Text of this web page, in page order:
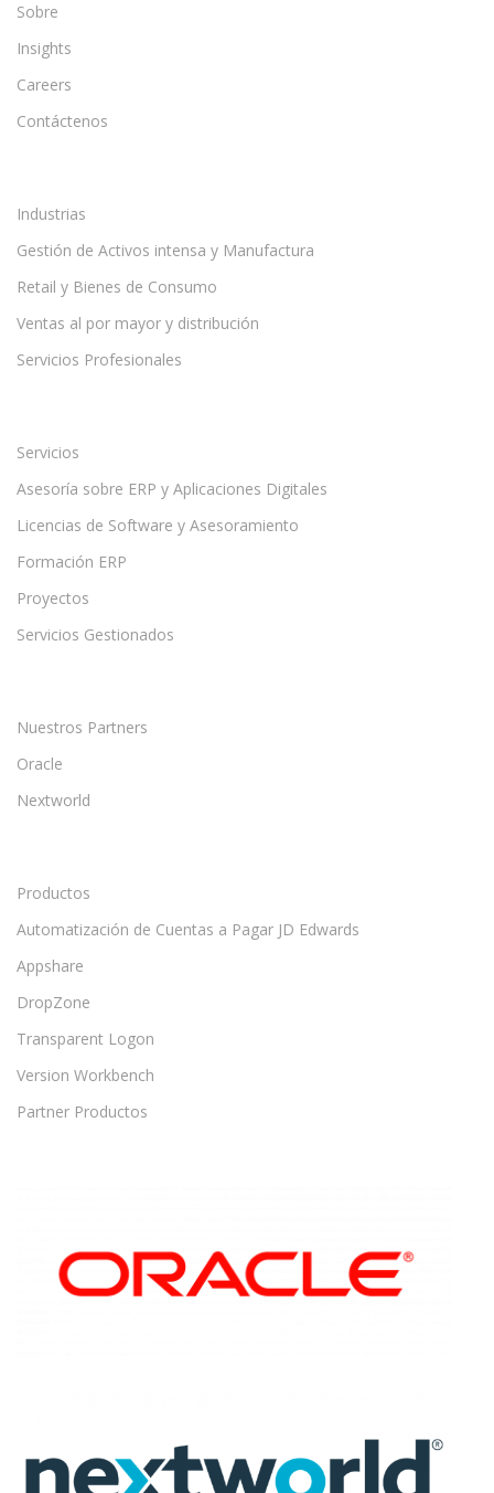
Sobre
Insights
Careers
Contáctenos
Industrias
Gestión de Activos intensa y Manufactura
Retail y Bienes de Consumo
Ventas al por mayor y distribución
Servicios Profesionales
Servicios
Asesoría sobre ERP y Aplicaciones Digitales
Licencias de Software y Asesoramiento
Formación ERP
Proyectos
Servicios Gestionados
Nuestros Partners
Oracle
Nextworld
Productos
Automatización de Cuentas a Pagar JD Edwards
Appshare
DropZone
Transparent Logon
Version Workbench
Partner Productos